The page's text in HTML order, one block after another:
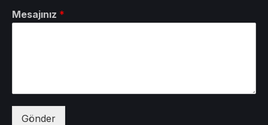
Mesajınız *
Gönder